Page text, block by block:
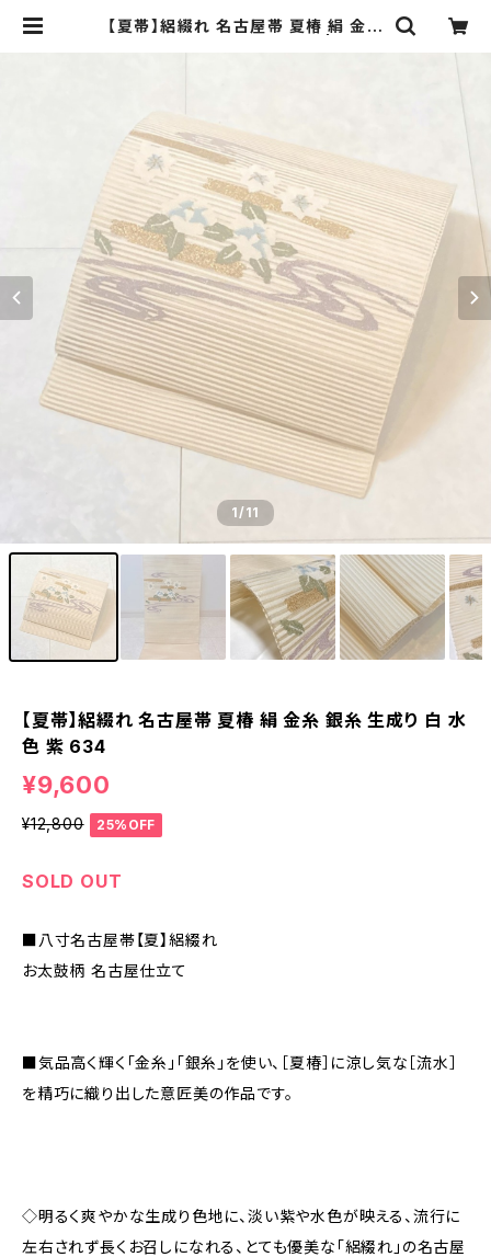
【夏帯】絽綴れ 名古屋帯 夏椿 絹 金糸
1/11
【夏帯】絽綴れ 名古屋帯 夏椿 絹 金糸 銀糸 生成り 白 水
色 紫 634
¥9,600
¥12,800 25%OFF
SOLD OUT
■八寸名古屋帯【夏】絽綴れ
お太鼓柄 名古屋仕立て
■気品高く輝く「金糸」「銀糸」を使い、［夏椿］に涼し気な［流水］
を精巧に織り出した意匠美の作品です。
◇明るく爽やかな生成り色地に、淡い紫や水色が映える、流行に
左右されず長くお召しになれる、とても優美な「絽綴れ」の名古屋